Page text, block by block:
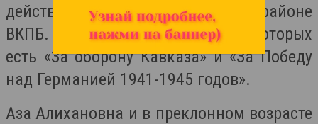
действий на фронте в садонском районе
ВКПБ. Имеет 15 медалей, среди которых
есть «За оборону Кавказа» и «За Победу
над Германией 1941-1945 годов».
Аза Алихановна и в преклонном возрасте